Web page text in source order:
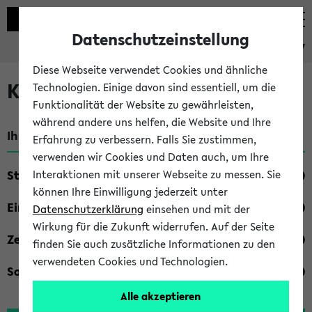
eKVV
Kombisuche im eKVV
Ihre Suchkriterien:
Studienfach
Einrichtung
Zeiten
Sonstiges
Datenschutzeinstellung
Diese Webseite verwendet Cookies und ähnliche
Technologien. Einige davon sind essentiell, um die
Funktionalität der Website zu gewährleisten,
während andere uns helfen, die Website und Ihre
Erfahrung zu verbessern. Falls Sie zustimmen,
verwenden wir Cookies und Daten auch, um Ihre
Interaktionen mit unserer Webseite zu messen. Sie
können Ihre Einwilligung jederzeit unter
Datenschutzerklärung einsehen und mit der
Wirkung für die Zukunft widerrufen. Auf der Seite
finden Sie auch zusätzliche Informationen zu den
verwendeten Cookies und Technologien.
Alle akzeptieren